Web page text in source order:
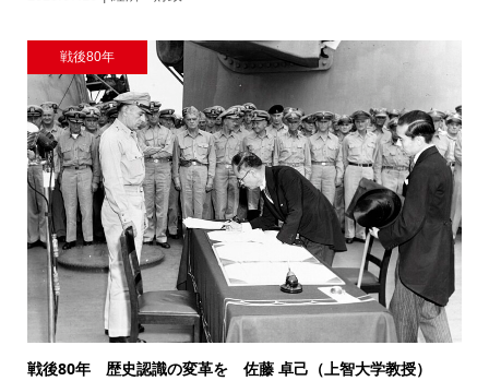
戦後80年
戦後80年 歴史認識の変革を 佐藤 卓己（上智大学教授）